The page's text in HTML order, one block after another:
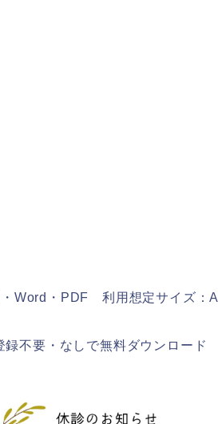
Word・PDF 利用想定サイズ：
録不要・なしで無料ダウンロード